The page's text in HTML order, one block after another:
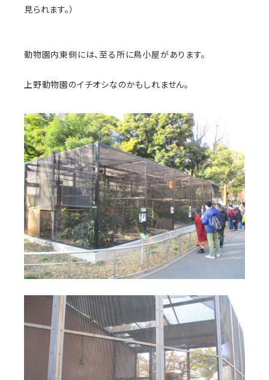
見られます。）
動物園内東側には、至る所に鳥小屋があります。
上野動物園のイチオシなのかもしれません。